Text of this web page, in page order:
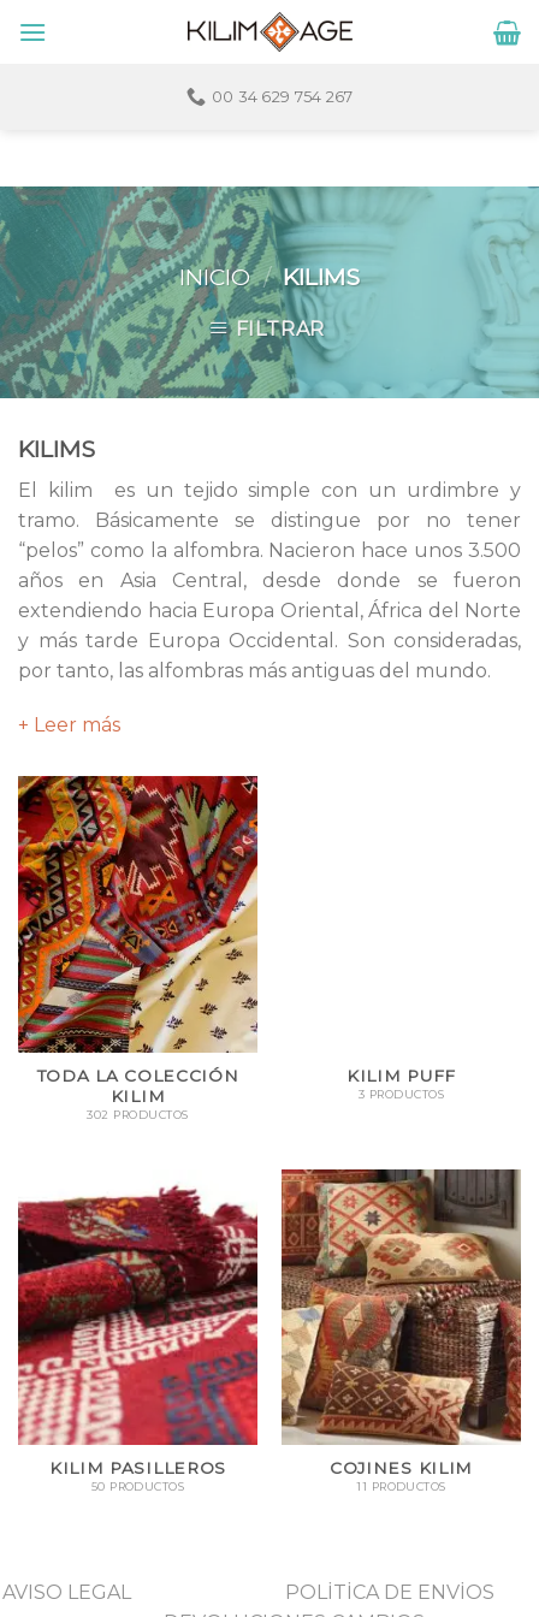
00 34 629 754 267
INICIO / KILIMS
FILTRAR
KILIMS
El kilim es un tejido simple con un urdimbre y
tramo. Básicamente se distingue por no tener
“pelos” como la alfombra. Nacieron hace unos 3.500
años en Asia Central, desde donde se fueron
extendiendo hacia Europa Oriental, África del Norte
y más tarde Europa Occidental. Son consideradas,
por tanto, las alfombras más antiguas del mundo.
+ Leer más
TODA LA COLECCIÓN
KILIM
302 PRODUCTOS
KILIM PUFF
3 PRODUCTOS
KILIM PASILLEROS
50 PRODUCTOS
COJINES KILIM
11 PRODUCTOS
AVISO LEGAL
POLİTİCA DE ENVİOS